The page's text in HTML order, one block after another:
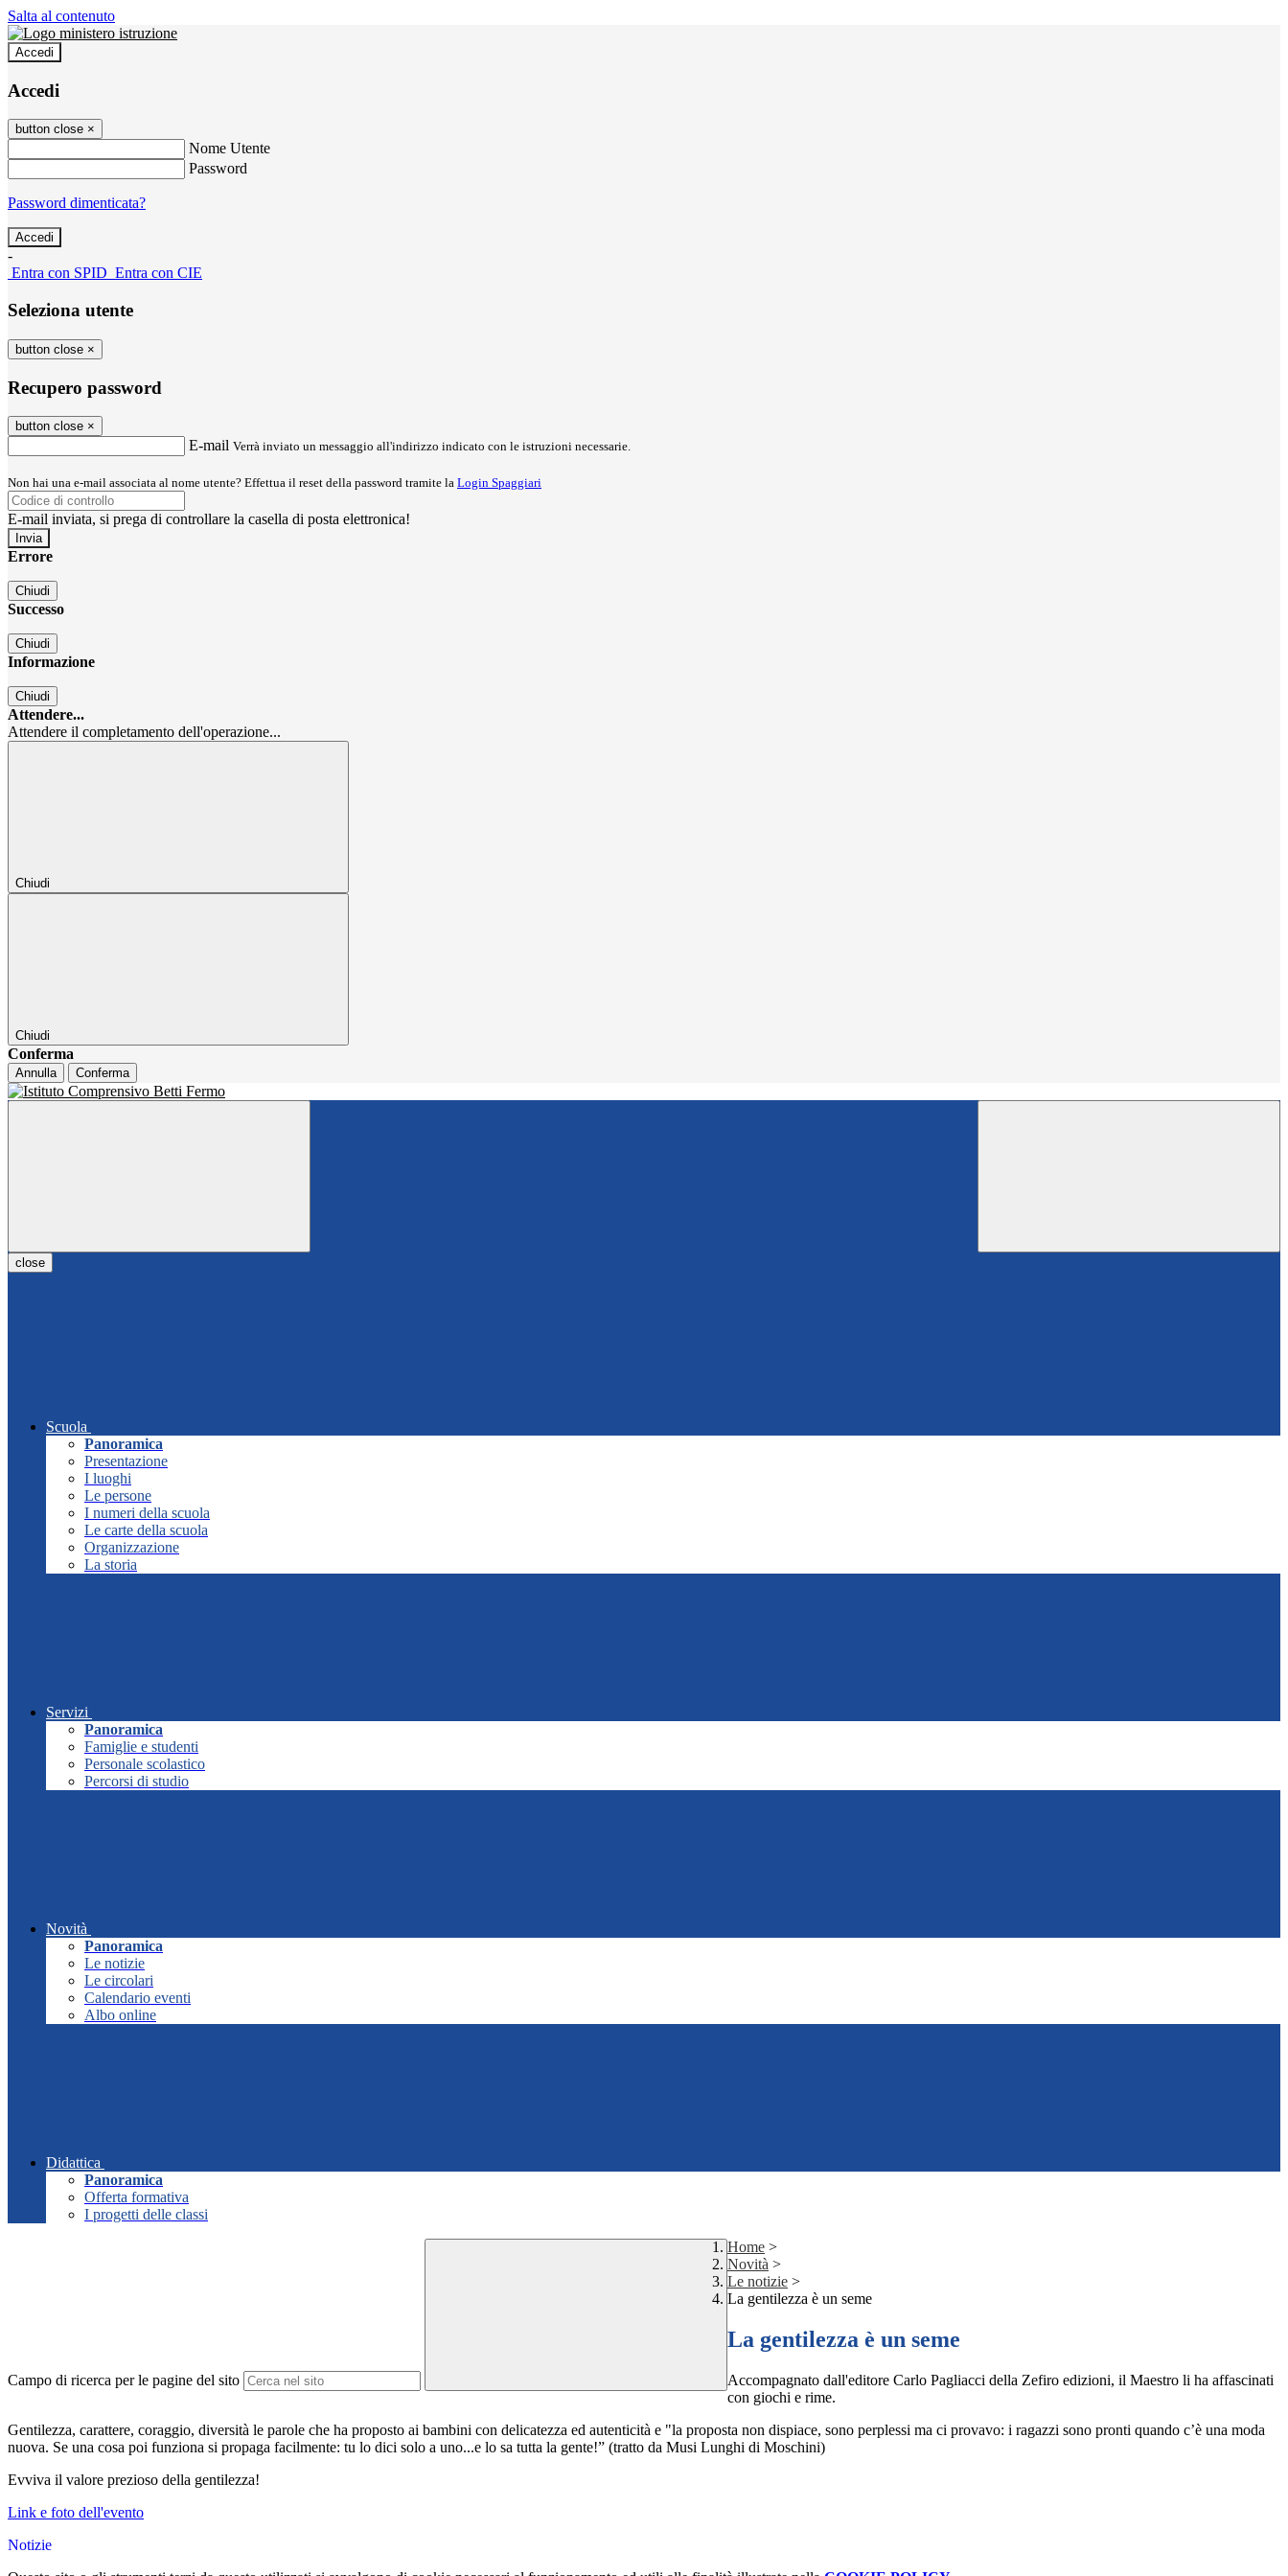
Salta al contenuto
Accedi
Accedi
button close ×
Nome Utente
Password
Password dimenticata?
-
Entra con SPID Entra con CIE
Seleziona utente
button close ×
Recupero password
button close ×
E-mail Verrà inviato un messaggio all'indirizzo indicato con le istruzioni necessarie.
Non hai una e-mail associata al nome utente? Effettua il reset della password tramite la Login Spaggiari
E-mail inviata, si prega di controllare la casella di posta elettronica!
Errore
Chiudi
Successo
Chiudi
Informazione
Chiudi
Attendere...
Attendere il completamento dell'operazione...
Chiudi
Chiudi
Conferma
Annulla Conferma
close
Scuola
Panoramica
Presentazione
I luoghi
Le persone
I numeri della scuola
Le carte della scuola
Organizzazione
La storia
Servizi
Panoramica
Famiglie e studenti
Personale scolastico
Percorsi di studio
Novità
Panoramica
Le notizie
Le circolari
Calendario eventi
Albo online
Didattica
Panoramica
Offerta formativa
I progetti delle classi
Campo di ricerca per le pagine del sito
Home >
Novità >
Le notizie >
La gentilezza è un seme
La gentilezza è un seme
Accompagnato dall'editore Carlo Pagliacci della Zefiro edizioni, il Maestro li ha affascinati
con giochi e rime.
Gentilezza, carattere, coraggio, diversità le parole che ha proposto ai bambini con delicatezza ed autenticità e "la proposta non dispiace, sono perplessi ma ci provavo: i ragazzi sono pronti quando c’è una moda
nuova. Se una cosa poi funziona si propaga facilmente: tu lo dici solo a uno...e lo sa tutta la gente!” (tratto da Musi Lunghi di Moschini)
Evviva il valore prezioso della gentilezza!
Link e foto dell'evento
Notizie